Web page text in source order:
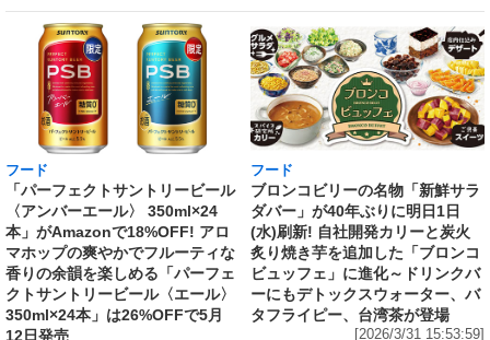
フード
「パーフェクトサントリービール
〈アンバーエール〉 350ml×24
本」がAmazonで18%OFF! アロ
マホップの爽やかでフルーティな
香りの余韻を楽しめる「パーフェ
クトサントリービール〈エール〉
350ml×24本」は26%OFFで5月
12日発売
フード
ブロンコビリーの名物「新鮮サラ
ダバー」が40年ぶりに明日1日
(水)刷新! 自社開発カリーと炭火
炙り焼き芋を追加した「ブロンコ
ビュッフェ」に進化～ドリンクバ
ーにもデトックスウォーター、バ
タフライピー、台湾茶が登場
[2026/3/31 15:53:59]